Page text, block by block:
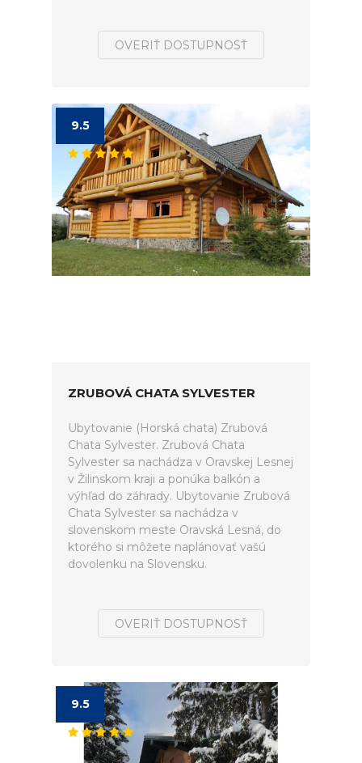
OVERIŤ DOSTUPNOSŤ
9.5
ZRUBOVÁ CHATA SYLVESTER
Ubytovanie (Horská chata) Zrubová
Chata Sylvester. Zrubová Chata
Sylvester sa nachádza v Oravskej Lesnej
v Žilinskom kraji a ponúka balkón a
výhľad do záhrady. Ubytovanie Zrubová
Chata Sylvester sa nachádza v
slovenskom meste Oravská Lesná, do
ktorého si môžete naplánovať vašú
dovolenku na Slovensku.
OVERIŤ DOSTUPNOSŤ
9.5